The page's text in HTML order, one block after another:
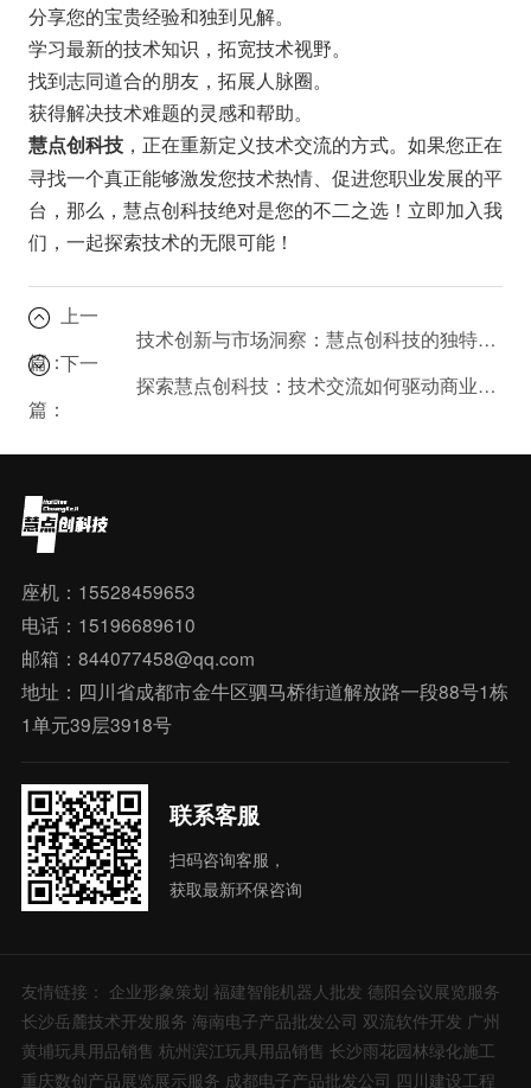
分享您的宝贵经验和独到见解。
学习最新的技术知识，拓宽技术视野。
找到志同道合的朋友，拓展人脉圈。
获得解决技术难题的灵感和帮助。
慧点创科技，正在重新定义技术交流的方式。如果您正在
寻找一个真正能够激发您技术热情、促进您职业发展的平
台，那么，慧点创科技绝对是您的不二之选！立即加入我
们，一起探索技术的无限可能！
上一
篇：
技术创新与市场洞察：慧点创科技的独特优势
下一
篇：
探索慧点创科技：技术交流如何驱动商业增长？
座机：15528459653
电话：15196689610
邮箱：844077458@qq.com
地址：四川省成都市金牛区驷马桥街道解放路一段88号1栋
1单元39层3918号
联系客服
扫码咨询客服，
获取最新环保咨询
友情链接： 企业形象策划 福建智能机器人批发 德阳会议展览服务
长沙岳麓技术开发服务 海南电子产品批发公司 双流软件开发 广州
黄埔玩具用品销售 杭州滨江玩具用品销售 长沙雨花园林绿化施工
重庆数创产品展览展示服务 成都电子产品批发公司 四川建设工程